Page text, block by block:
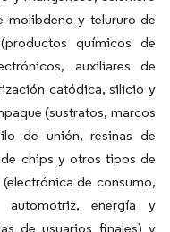
molibdeno y telururo de
químicos de
auxiliares de
catódica, silicio y
(sustratos, marcos
de unión, resinas de
chips y otros tipos de
de consumo,
automotriz, energía y
de usuarios finales) y